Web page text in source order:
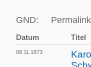
GND:
Datum Titel
08.11.1873